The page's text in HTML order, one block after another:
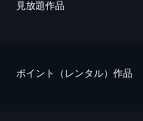
⾒放題作品
ポイント（レンタル）作品